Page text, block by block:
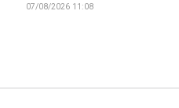
07/08/2026 11:08